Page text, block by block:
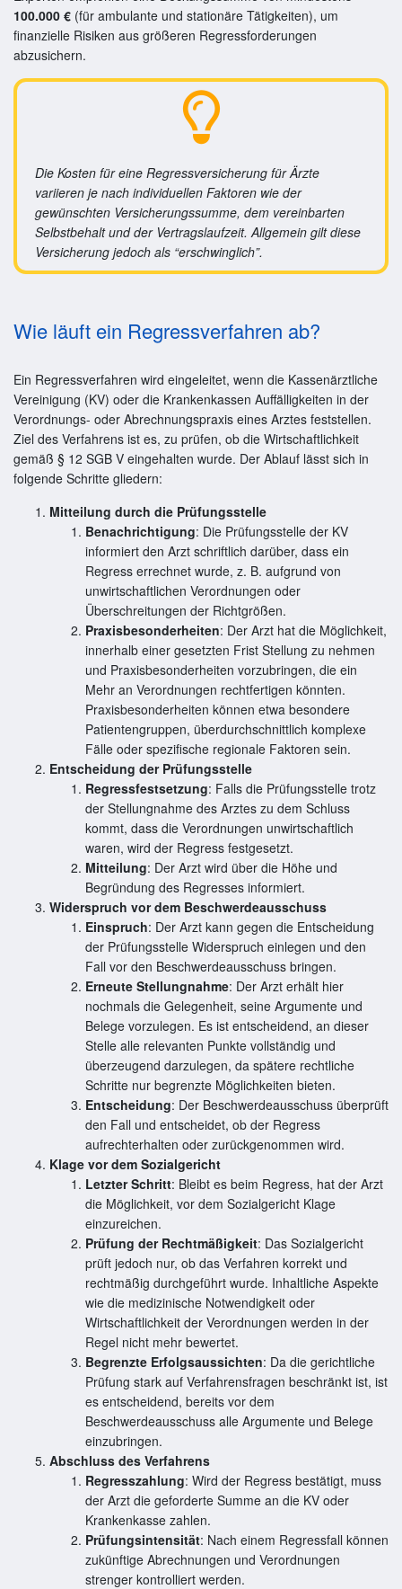
100.000 € (für ambulante und stationäre Tätigkeiten), um
finanzielle Risiken aus größeren Regressforderungen
abzusichern.
Die Kosten für eine Regressversicherung für Ärzte
variieren je nach individuellen Faktoren wie der
gewünschten Versicherungssumme, dem vereinbarten
Selbstbehalt und der Vertragslaufzeit. Allgemein gilt diese
Versicherung jedoch als “erschwinglich”.
Wie läuft ein Regressverfahren ab?
Ein Regressverfahren wird eingeleitet, wenn die Kassenärztliche
Vereinigung (KV) oder die Krankenkassen Auffälligkeiten in der
Verordnungs- oder Abrechnungspraxis eines Arztes feststellen.
Ziel des Verfahrens ist es, zu prüfen, ob die Wirtschaftlichkeit
gemäß § 12 SGB V eingehalten wurde. Der Ablauf lässt sich in
folgende Schritte gliedern:
Mitteilung durch die Prüfungsstelle
Benachrichtigung: Die Prüfungsstelle der KV
informiert den Arzt schriftlich darüber, dass ein
Regress errechnet wurde, z. B. aufgrund von
unwirtschaftlichen Verordnungen oder
Überschreitungen der Richtgrößen.
Praxisbesonderheiten: Der Arzt hat die Möglichkeit,
innerhalb einer gesetzten Frist Stellung zu nehmen
und Praxisbesonderheiten vorzubringen, die ein
Mehr an Verordnungen rechtfertigen könnten.
Praxisbesonderheiten können etwa besondere
Patientengruppen, überdurchschnittlich komplexe
Fälle oder spezifische regionale Faktoren sein.
Entscheidung der Prüfungsstelle
Regressfestsetzung: Falls die Prüfungsstelle trotz
der Stellungnahme des Arztes zu dem Schluss
kommt, dass die Verordnungen unwirtschaftlich
waren, wird der Regress festgesetzt.
Mitteilung: Der Arzt wird über die Höhe und
Begründung des Regresses informiert.
Widerspruch vor dem Beschwerdeausschuss
Einspruch: Der Arzt kann gegen die Entscheidung
der Prüfungsstelle Widerspruch einlegen und den
Fall vor den Beschwerdeausschuss bringen.
Erneute Stellungnahme: Der Arzt erhält hier
nochmals die Gelegenheit, seine Argumente und
Belege vorzulegen. Es ist entscheidend, an dieser
Stelle alle relevanten Punkte vollständig und
überzeugend darzulegen, da spätere rechtliche
Schritte nur begrenzte Möglichkeiten bieten.
Entscheidung: Der Beschwerdeausschuss überprüft
den Fall und entscheidet, ob der Regress
aufrechterhalten oder zurückgenommen wird.
Klage vor dem Sozialgericht
Letzter Schritt: Bleibt es beim Regress, hat der Arzt
die Möglichkeit, vor dem Sozialgericht Klage
einzureichen.
Prüfung der Rechtmäßigkeit: Das Sozialgericht
prüft jedoch nur, ob das Verfahren korrekt und
rechtmäßig durchgeführt wurde. Inhaltliche Aspekte
wie die medizinische Notwendigkeit oder
Wirtschaftlichkeit der Verordnungen werden in der
Regel nicht mehr bewertet.
Begrenzte Erfolgsaussichten: Da die gerichtliche
Prüfung stark auf Verfahrensfragen beschränkt ist, ist
es entscheidend, bereits vor dem
Beschwerdeausschuss alle Argumente und Belege
einzubringen.
Abschluss des Verfahrens
Regresszahlung: Wird der Regress bestätigt, muss
der Arzt die geforderte Summe an die KV oder
Krankenkasse zahlen.
Prüfungsintensität: Nach einem Regressfall können
zukünftige Abrechnungen und Verordnungen
strenger kontrolliert werden.